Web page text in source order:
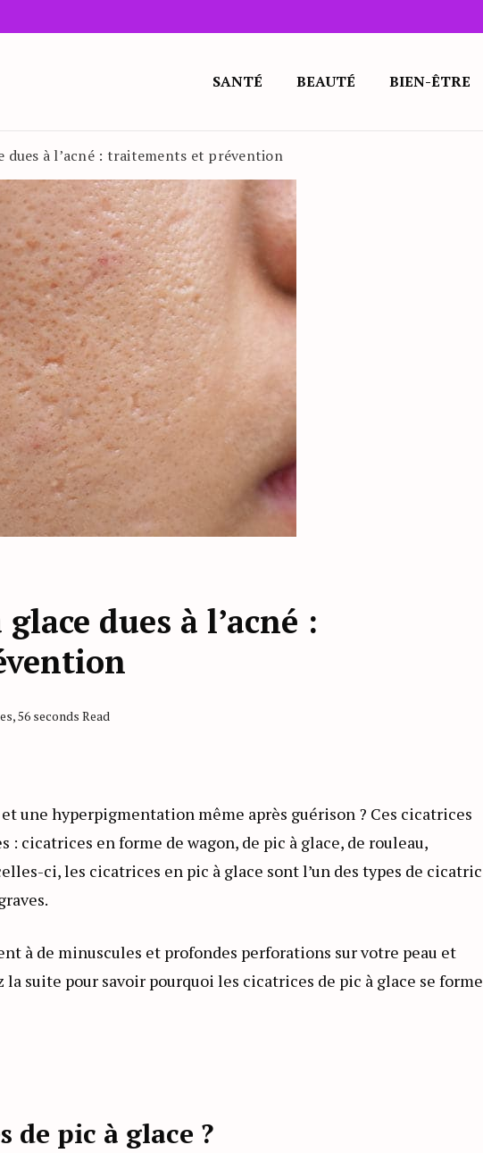
SANTÉ BEAUTÉ BIEN-ÊTRE
dues à l’acné : traitements et prévention
dues à l’acné :
56 seconds Read
une hyperpigmentation même après guérison ? Ces cicatrices
: cicatrices en forme de wagon, de pic à glace, de rouleau,
ci, les cicatrices en pic à glace sont l’un des types de
à de minuscules et profondes perforations sur votre peau et
la suite pour savoir pourquoi les cicatrices de pic à glace se
de pic à glace ?